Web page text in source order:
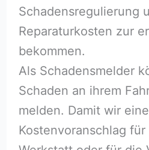
Schadensregulierung
Reparaturkosten zur
bekommen.
Als Schadensmelder
Schaden an ihrem
melden. Damit wir
Kostenvoranschlag